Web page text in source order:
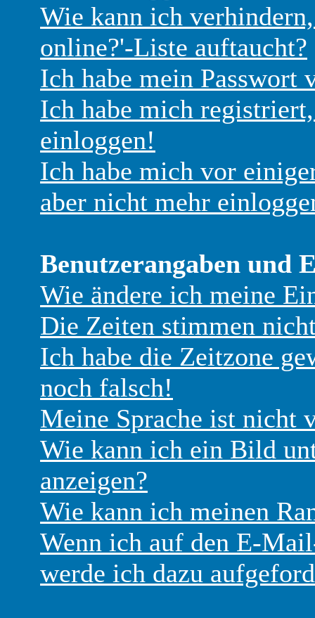
Wie kann ich
online?'-Liste auftaucht?
Ich habe mein Passwort
Ich habe mich
einloggen!
Ich habe mich vor
aber nicht mehr
Benutzerangaben und
Wie ändere ich meine
Die Zeiten stimmen
Ich habe die Zeitzone
noch falsch!
Meine Sprache ist nicht
Wie kann ich ein Bild
anzeigen?
Wie kann ich meinen
Wenn ich auf den E-
werde ich dazu